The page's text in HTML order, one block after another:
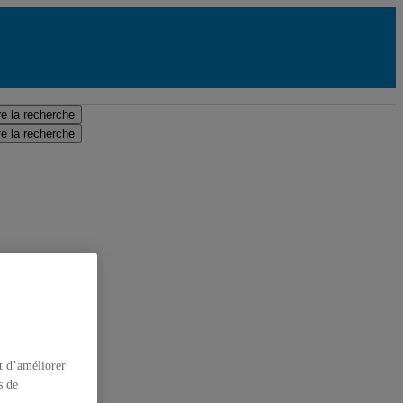
la recherche
la recherche
d’améliorer
de